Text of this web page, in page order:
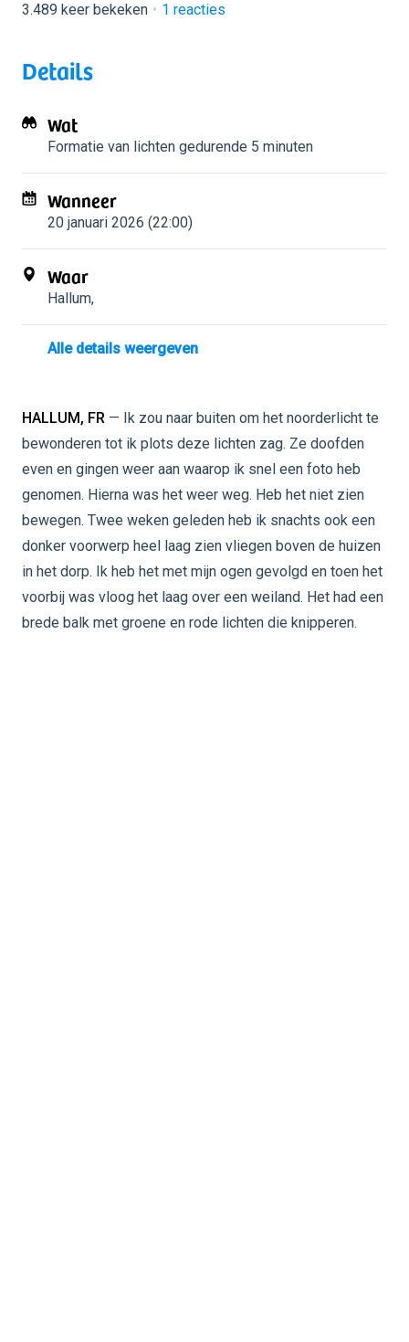
3.489 keer bekeken
1 reacties
Details
Wat
Formatie van lichten gedurende 5 minuten
Wanneer
20 januari 2026 (22:00)
Waar
Hallum,
Alle details weergeven
HALLUM, FR — Ik zou naar buiten om het noorderlicht te
bewonderen tot ik plots deze lichten zag. Ze doofden
even en gingen weer aan waarop ik snel een foto heb
genomen. Hierna was het weer weg. Heb het niet zien
bewegen. Twee weken geleden heb ik snachts ook een
donker voorwerp heel laag zien vliegen boven de huizen
in het dorp. Ik heb het met mijn ogen gevolgd en toen het
voorbij was vloog het laag over een weiland. Het had een
brede balk met groene en rode lichten die knipperen.